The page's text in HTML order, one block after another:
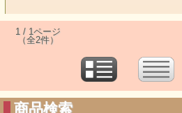
1 / 1ページ
（全2件）
商品検索